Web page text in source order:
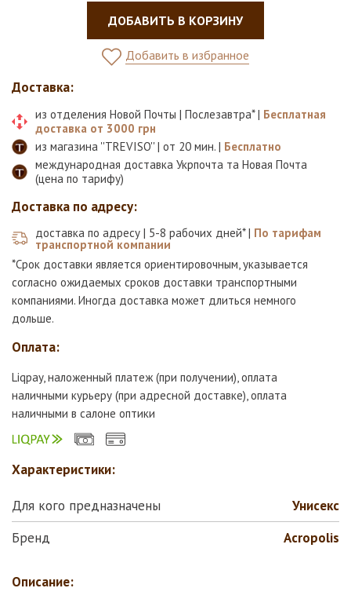
Доставка:
из отделения Новой Почты | Послезавтра* | Бесплатная
доставка от 3000 грн
из магазина ''TREVISO'' | от 20 мин. | Бесплатно
международная доставка Укрпочта та Новая Почта
(цена по тарифу)
Доставка по адресу:
доставка по адресу | 5-8 рабочих дней* | По тарифам
транспортной компании
*Срок доставки является ориентировочным, указывается
согласно ожидаемых сроков доставки транспортными
компаниями. Иногда доставка может длиться немного
дольше.
Оплата:
Liqpay, наложенный платеж (при получении), оплата
наличными курьеру (при адресной доставке), оплата
наличными в салоне оптики
ДОБАВИТЬ В КОРЗИНУ
Добавить в избранное
Характеристики:
Для кого предназначены
Унисекс
Бренд
Аcropolis
Описание: